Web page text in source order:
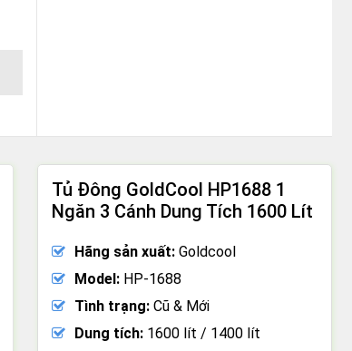
Tủ Đông GoldCool HP1688 1
Ngăn 3 Cánh Dung Tích 1600 Lít
Hãng sản xuất: Goldcool
Model: HP-1688
Tình trạng: Cũ & Mới
Dung tích: 1600 lít / 1400 lít